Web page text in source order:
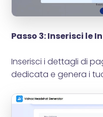
Passo 3: Inserisci le
Inserisci i dettagli di
dedicata e genera i